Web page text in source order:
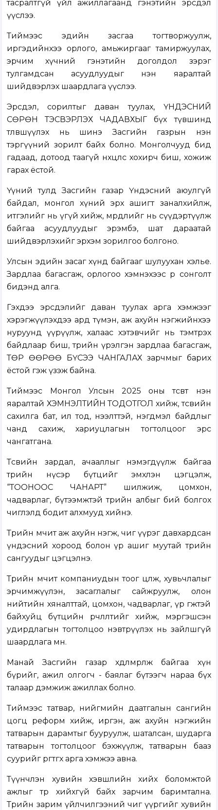
тасралтгүй үйл ажиллагаанд гэнэтийн эрсдэл
үүслээ.
Тиймээс эдийн засгаа тогтворжуулж,
иргэдийнхээ орлого, амьжиргааг тамиржуулах,
эрчим хүчний гэнэтийн доголдол зэрэг
тулгамдсан асуудлуудыг нэн яаралтай
шийдвэрлэх шаардлага үүслээ.
Эрсдэл, сорилтыг даван туулах, ҮНДЭСНИЙ
СӨРӨН ТЭСВЭРЛЭХ ЧАДАВХЫГ бүх түвшинд
төлөвшүүлэх нь шинэ Засгийн газрын нэн
тэргүүний зорилт байх болно. Монголчууд бид
гадаад, дотоод таагүй нөхцөлөөс хохирч биш, хожиж
гарах ёстой.
Үүний тулд Засгийн газар Үндэсний аюулгүй
байдал, монгол хүний эрх ашигт заналхийлж,
итгэлийг нь үгүй хийж, мөрөөдлийг нь сүүдэртүүлж
байгаа асуудлуудыг эрэмбэ, шат дараатай
шийдвэрлэхийг эрхэм зорилгоо болгоно.
Улсын эдийн засаг хүнд байгааг шулуухан хэлье.
Зардлаа багасгаж, орлогоо хэмнэхээс өөр сонголт
бидэнд алга.
Гэхдээ эрсдэлийг даван туулах арга хэмжээг
хэрэгжүүлэхдээ ард түмэн, аж ахуйн нэгжийнхээ
нуруунд үүрүүлж, халаас хэтэвчийг нь тэмтрэх
байдлаар биш, төрийн үрэлгэн зардлаа багасгаж,
ТӨР ӨӨРӨӨ БҮСЭЭ ЧАНГАЛАХ зарчмыг барих
ёстой гэж үзэж байна.
Тиймээс Монгол Улсын 2025 оны төсөвт нэн
яаралтай ХЭМНЭЛТИЙН ТОДОТГОЛ хийж, төсвийн
сахилга бат, ил тод, нээлттэй, нэгдмэл байдлыг
чанд сахиж, хариуцлагын тогтолцоог эрс
чангатгана.
Төсвийн зардал, ачааллыг нэмэгдүүлж байгаа
төрийн нүсэр бүтцийг эмхлэн цэгцэлж,
“ТООНООС ЧАНАРТ” шилжиж, цомхон,
чадварлаг, бүтээмжтэй төрийн албыг бий болгох
чиглэлд бодит алхмууд хийнэ.
Төрийн өмчит аж ахуйн нэгж, чиг үүрэг давхардсан
үндэсний хороод болон үр ашиг муутай төрийн
сангуудыг цэгцэлнэ.
Төрийн өмчит компаниудын тоог цөөлж, хувьчлалыг
эрчимжүүлэн, засаглалыг сайжруулж, олон
нийтийн хяналттай, цомхон, чадварлаг, үр өгөөжтэй
байхуйц бүтцийн өөрчлөлтийг хийж, мэргэшсэн
удирдлагын тогтолцоо нэвтрүүлэх нь зайлшгүй
шаардлага мөн.
Манай Засгийн газар хөдөлмөрлөж байгаа хүн
бүрийг, ажил олгогч - баялаг бүтээгч нараа бүх
талаар дэмжиж ажиллах болно.
Тиймээс татвар, нийгмийн даатгалын сангийн
цогц реформ хийж, иргэн, аж ахуйн нэгжийн
татварын дарамтыг бууруулж, шаталсан, шударга
татварын тогтолцоог бэхжүүлж, татварын бааз
суурийг өргөтгөх арга хэмжээ авна.
Түүнчлэн хувийн хэвшлийн хийх боломжтой
ажлыг төр хийхгүй байх зарчим баримтална.
Төрийн зарим үйлчилгээний чиг үүргийг хувийн